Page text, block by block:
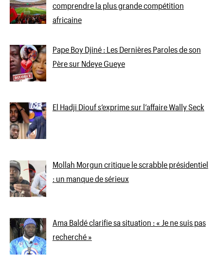
comprendre la plus grande compétition
africaine
Pape Boy Djiné : Les Dernières Paroles de son
Père sur Ndeye Gueye
El Hadji Diouf s’exprime sur l’affaire Wally Seck
Mollah Morgun critique le scrabble présidentiel
: un manque de sérieux
Ama Baldé clarifie sa situation : « Je ne suis pas
recherché »